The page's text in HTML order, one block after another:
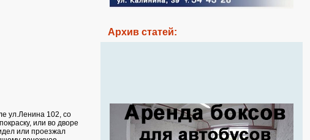
ул.Ленина 102, со
или во дворе
или проезжал
Архив статей: